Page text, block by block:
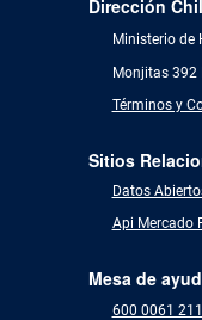
Dirección
Ministerio de
Monjitas 392
Términos y
Sitios
Datos
Api Mercado
Mesa de
600 0061 211